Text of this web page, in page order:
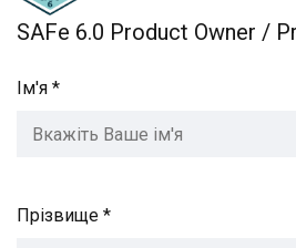
SAFe 6.0 Product Owner /
Ім'я *
Прізвище *